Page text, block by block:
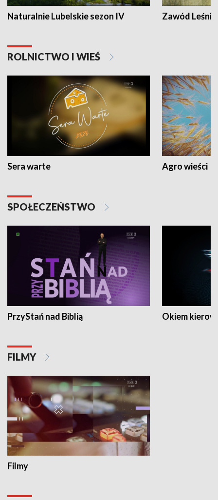
Naturalnie Lubelskie sezon IV Zawód Leśnik
ROLNICTWO I WIEŚ
Sera warte Agro wieści
SPOŁECZEŃSTWO
PrzyStań nad Biblią Okiem
FILMY
Filmy